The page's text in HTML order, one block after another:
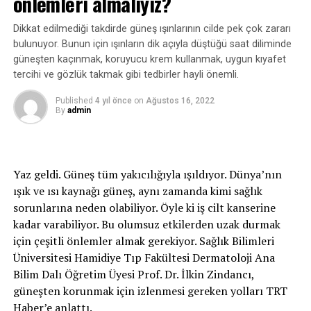
Ümit Savaşçı, çalışmayı hastaneye başvuran vakalar
üzerinden yürüttüklerini belirterek, şöyle devam etti:
“Bizim polikliniğimize başvuran vaka sayısı üzerinden
değerlendiriyoruz. Kliniğe gelenlere aşı olup olmadığı
beyan ettiriliyor, hangi tür aşıyı yaptırdığı, bunun kliniğe
olan etkileri, yatışa, yoğun bakıma etkileri, ölüme etkileri
koyacağız.”
“Aşı yaptırmayan insanlar hayatlarını kaybedebiliyor”
Savaşçı, kullanılan aşıların canlı olmadığını ve vücuda
bir zararlarının bulunmadığını vurgulayarak, “Artık
toplum eğitim görmek istiyor, restoranda yemek yemek
istiyor, dolayısıyla bizim bu savaşı kazanacağımız tek
unsur da aşılanmadır. Aşı ile ilgili olumsuz görüşler de
Dikkat edilmediği takdirde güneş ışınlarının cilde pek çok zararı
bulunuyor. Bunun için ışınların dik açıyla düştüğü saat diliminde
güneşten kaçınmak, koruyucu krem kullanmak, uygun kıyafet
tercihi ve gözlük takmak gibi tedbirler hayli önemli.
Published 4 yıl önce on Ağustos 16, 2022
By admin
Yaz geldi. Güneş tüm yakıcılığıyla ışıldıyor. Dünya’nın
ışık ve ısı kaynağı güneş, aynı zamanda kimi sağlık
sorunlarına neden olabiliyor. Öyle ki iş cilt kanserine
kadar varabiliyor. Bu olumsuz etkilerden uzak durmak
için çeşitli önlemler almak gerekiyor. Sağlık Bilimleri
Üniversitesi Hamidiye Tıp Fakültesi Dermatoloji Ana
Bilim Dalı Öğretim Üyesi Prof. Dr. İlkin Zindancı,
güneşten korunmak için izlenmesi gereken yolları TRT
Haber’e anlattı.